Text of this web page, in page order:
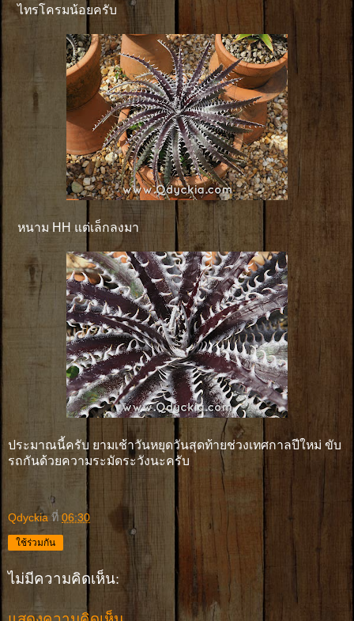
ไทรโครมน้อยครับ
หนาม HH แต่เล็กลงมา
ประมาณนี้ครับ ยามเช้าวันหยุดวันสุดท้ายช่วงเทศกาลปีใหม่ ขับ
รถกันด้วยความระมัดระวังนะครับ
Qdyckia ที่ 06:30
ใช้ร่วมกัน
ไม่มีความคิดเห็น: